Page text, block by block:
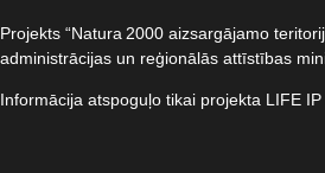
Projekts “Natura 2000 aizsargājamo
administrācijas un reģionālās attīstības
Informācija atspoguļo tikai projekta LIFE